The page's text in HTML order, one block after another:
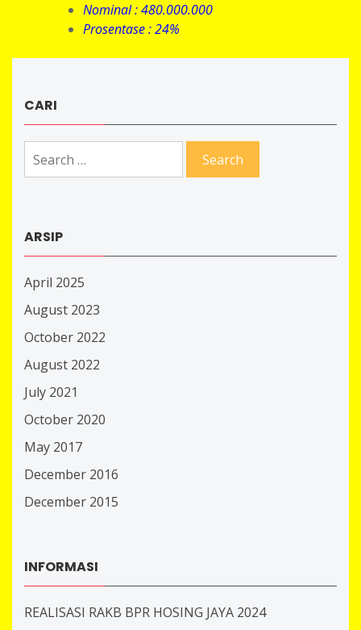
Nominal : 480.000.000
Prosentase : 24%
CARI
for:
ARSIP
April 2025
August 2023
October 2022
August 2022
July 2021
October 2020
May 2017
December 2016
December 2015
INFORMASI
REALISASI RAKB BPR HOSING JAYA 2024